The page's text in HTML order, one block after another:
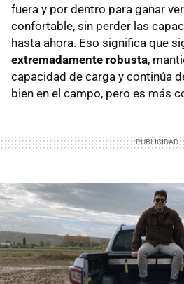
fuera y por dentro para ganar
confortable, sin perder las
hasta ahora. Eso significa que
extremadamente robusta,
capacidad de carga y continúa
bien en el campo, pero es más